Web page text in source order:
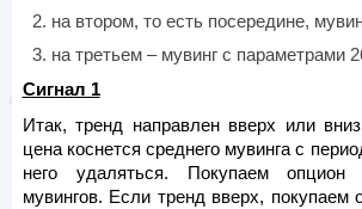
на втором, то есть посередине,
на третьем – мувинг с параметрами
Сигнал 1
Итак, тренд направлен вверх или
цена коснется среднего мувинга с
него удаляться. Покупаем опцион
мувингов. Если тренд вверх, покупаем